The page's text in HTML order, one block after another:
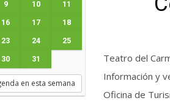
9 10 11
16 17 18
23 24 25
30 31
en esta semana
Teatro del
Información y
Oficina de